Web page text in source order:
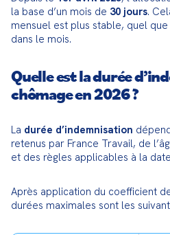
la base d’un mois de 30 jours.
mensuel est plus stable, quel
dans le mois.
Quelle est la durée
chômage en 2026 ?
La durée d’indemnisation
retenus par France Travail, de
et des règles applicables à la
Après application du coefficient
durées maximales sont les